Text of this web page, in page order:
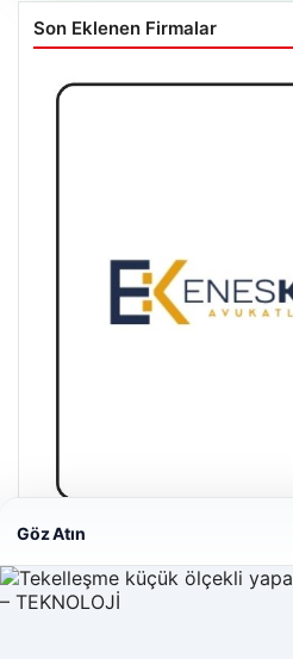
Son Eklenen Firmalar
28/04/2026
Göz Atın